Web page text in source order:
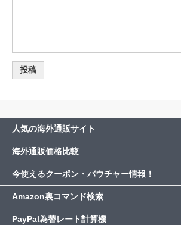
人気の海外通販サイト
海外通販価格比較
今使えるクーポン・バウチャー情報！
Amazon裏コマンド検索
PayPal為替レート計算機